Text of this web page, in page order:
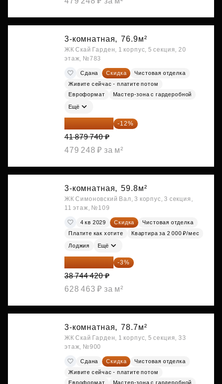
3-комнатная, 76.9м²
ЖК Скай Гарден, 1 корпус, 5 секция, 20
этаж, №783
Сдана Скидка
Чистовая отделка
Живите сейчас - платите потом
Евроформат
Мастер-зона с гардеробной
Ещё
36 854 171 ₽ -12%
41 879 740 ₽
479 248 ₽ за м²
3-комнатная, 59.8м²
ЖК Симоновский Вал, 3 корпус, 3 секция,
11 этаж, №109
4 кв 2029 Скидка
Чистовая отделка
Платите как хотите
Квартира за 2 000 ₽/мес
Лоджия Ещё
37 582 087 ₽ -3%
38 744 420 ₽
628 463 ₽ за м²
3-комнатная, 78.7м²
ЖК Скай Гарден, 1 корпус, 5 секция, 33
этаж, №900
Сдана Скидка
Чистовая отделка
Живите сейчас - платите потом
Евроформат
Мастер-зона с гардеробной